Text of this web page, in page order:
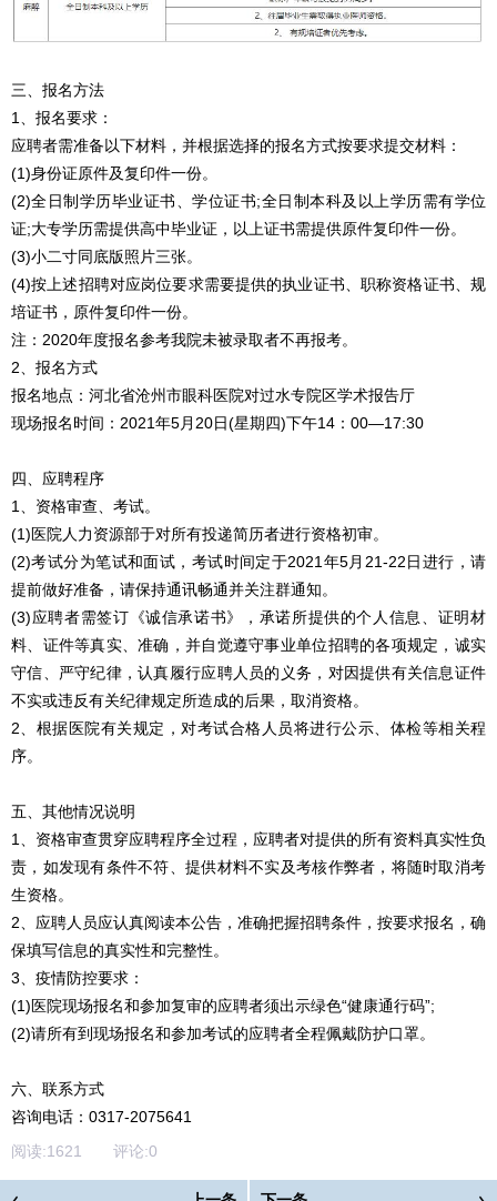
三、报名方法
1、报名要求：
应聘者需准备以下材料，并根据选择的报名方式按要求提交材料：
(1)身份证原件及复印件一份。
(2)全日制学历毕业证书、学位证书;全日制本科及以上学历需有学位
证;大专学历需提供高中毕业证，以上证书需提供原件复印件一份。
(3)小二寸同底版照片三张。
(4)按上述招聘对应岗位要求需要提供的执业证书、职称资格证书、规
培证书，原件复印件一份。
注：2020年度报名参考我院未被录取者不再报考。
2、报名方式
报名地点：河北省沧州市眼科医院对过水专院区学术报告厅
现场报名时间：2021年5月20日(星期四)下午14：00—17:30
四、应聘程序
1、资格审查、考试。
(1)医院人力资源部于对所有投递简历者进行资格初审。
(2)考试分为笔试和面试，考试时间定于2021年5月21-22日进行，请
提前做好准备，请保持通讯畅通并关注群通知。
(3)应聘者需签订《诚信承诺书》，承诺所提供的个人信息、证明材
料、证件等真实、准确，并自觉遵守事业单位招聘的各项规定，诚实
守信、严守纪律，认真履行应聘人员的义务，对因提供有关信息证件
不实或违反有关纪律规定所造成的后果，取消资格。
2、根据医院有关规定，对考试合格人员将进行公示、体检等相关程
序。
五、其他情况说明
1、资格审查贯穿应聘程序全过程，应聘者对提供的所有资料真实性负
责，如发现有条件不符、提供材料不实及考核作弊者，将随时取消考
生资格。
2、应聘人员应认真阅读本公告，准确把握招聘条件，按要求报名，确
保填写信息的真实性和完整性。
3、疫情防控要求：
(1)医院现场报名和参加复审的应聘者须出示绿色“健康通行码”;
(2)请所有到现场报名和参加考试的应聘者全程佩戴防护口罩。
六、联系方式
咨询电话：0317-2075641
阅读:1621 评论:0